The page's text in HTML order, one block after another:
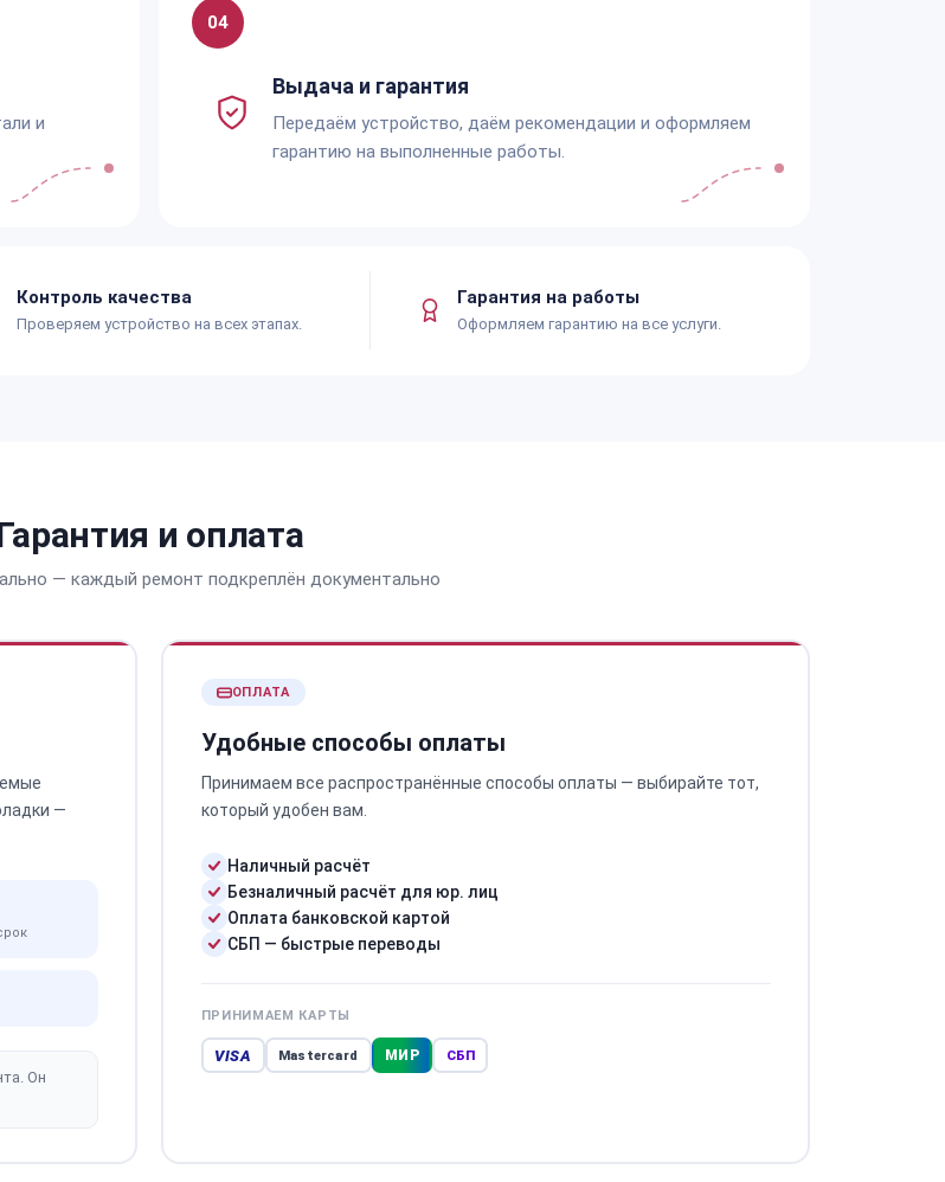
и
04
Выдача и гарантия
Передаём устройство, даём рекомендации и оформляем
гарантию на выполненные работы.
Контроль качества
Проверяем устройство на всех этапах.
Гарантия на работы
Оформляем гарантию на все услуги.
и оплата
— каждый ремонт подкреплён документально
—
Он
ОПЛАТА
Удобные способы оплаты
Принимаем все распространённые способы оплаты — выбирайте тот,
который удобен вам.
Наличный расчёт
Безналичный расчёт для юр. лиц
Оплата банковской картой
СБП — быстрые переводы
ПРИНИМАЕМ КАРТЫ
VISA Mastercard МИР СБП